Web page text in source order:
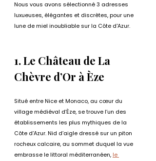
Nous vous avons sélectionné 3 adresses
luxueuses, élégantes et discrètes, pour une
lune de miel inoubliable sur la Côte d'Azur.
1. Le Château de La
Chèvre d’Or à Èze
Situé entre Nice et Monaco, au cœur du
village médiéval d’Èze, se trouve l’un des
établissements les plus mythiques de la
Côte d’Azur. Nid d’aigle dressé sur un piton
rocheux calcaire, au sommet duquel la vue
embrasse le littoral méditerranéen, le